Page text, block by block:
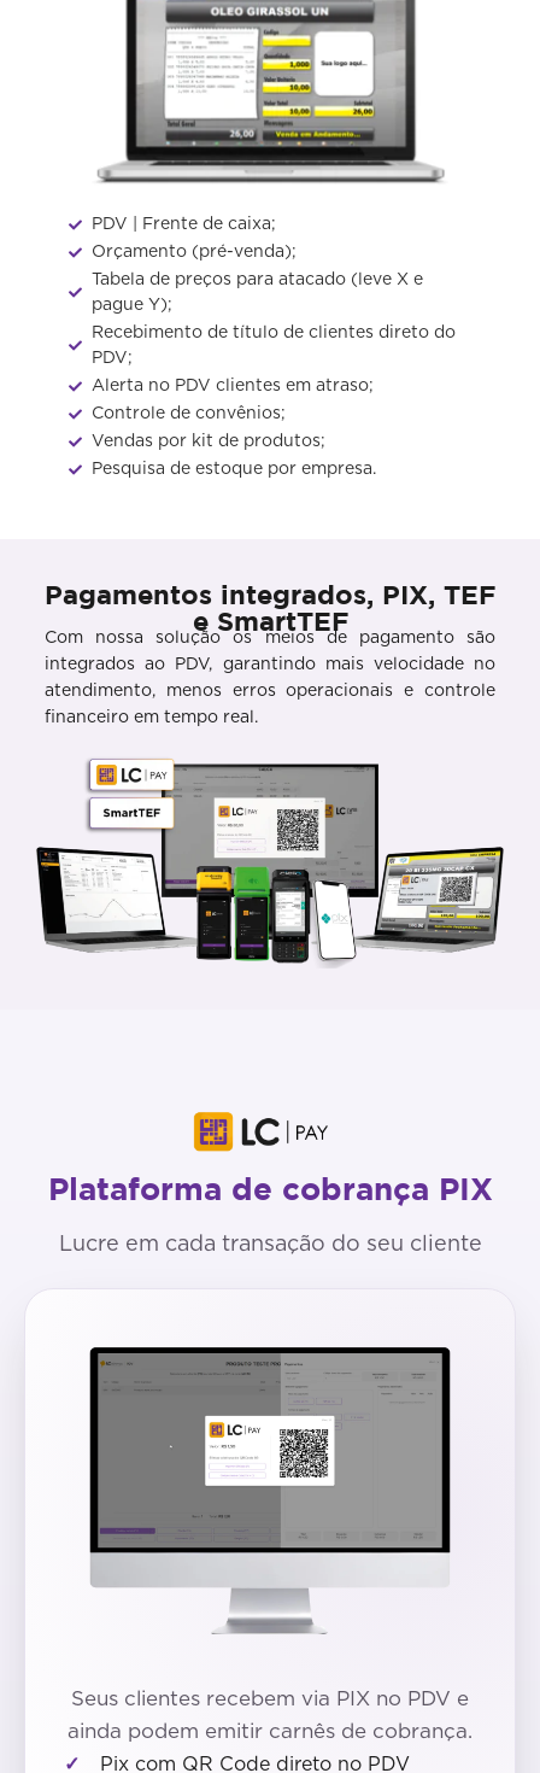
PDV | Frente de caixa;
Orçamento (pré-venda);​
Tabela de preços para atacado (leve X e
pague Y);
Recebimento de título de clientes direto do
PDV;
Alerta no PDV clientes em atraso;
Controle de convênios;
Vendas por kit de produtos;
Pesquisa de estoque por empresa.
Pagamentos integrados, PIX, TEF
e SmartTEF
Com nossa solução os meios de pagamento são
integrados ao PDV, garantindo mais velocidade no
atendimento, menos erros operacionais e controle
financeiro em tempo real.
Plataforma de cobrança PIX
Lucre em cada transação do seu cliente
Seus clientes recebem via PIX no PDV e
ainda podem emitir carnês de cobrança.
Pix com QR Code direto no PDV